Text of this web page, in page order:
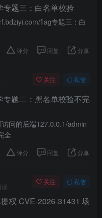
题三：白名单校验
flag专题三：白
评分 回复 分享
关注 私信
题二：黑名单校验不完
问的后端127.0.0.1/admin
全
评分 回复 分享
关注 私信
权 CVE-2026-31431 场